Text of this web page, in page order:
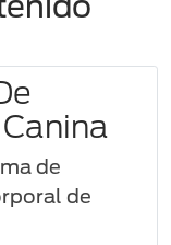
de
de